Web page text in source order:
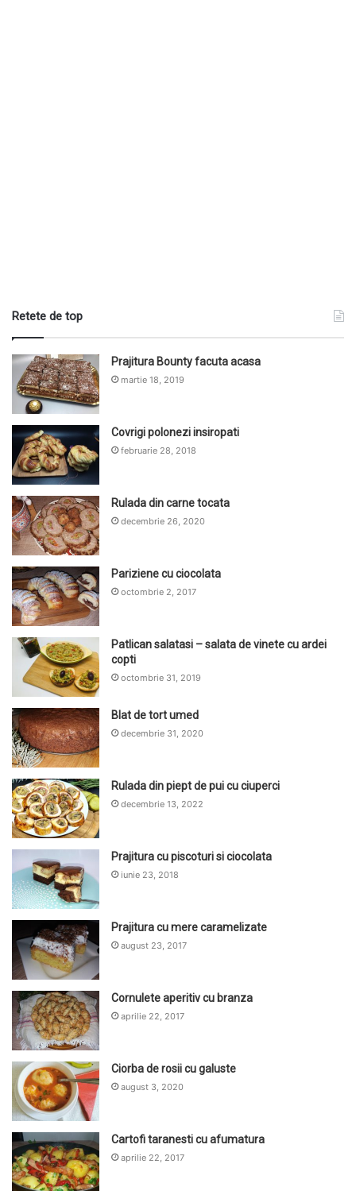
Retete de top
Prajitura Bounty facuta acasa
martie 18, 2019
Covrigi polonezi insiropati
februarie 28, 2018
Rulada din carne tocata
decembrie 26, 2020
Pariziene cu ciocolata
octombrie 2, 2017
Patlican salatasi – salata de vinete cu ardei
copti
octombrie 31, 2019
Blat de tort umed
decembrie 31, 2020
Rulada din piept de pui cu ciuperci
decembrie 13, 2022
Prajitura cu piscoturi si ciocolata
iunie 23, 2018
Prajitura cu mere caramelizate
august 23, 2017
Cornulete aperitiv cu branza
aprilie 22, 2017
Ciorba de rosii cu galuste
august 3, 2020
Cartofi taranesti cu afumatura
aprilie 22, 2017